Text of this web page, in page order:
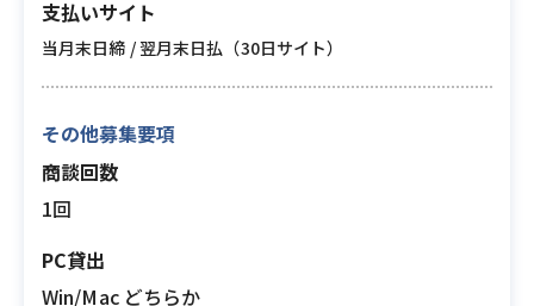
支払いサイト
当月末日締 / 翌月末日払（30日サイト）
その他募集要項
商談回数
1回
PC貸出
Win/Mac どちらか